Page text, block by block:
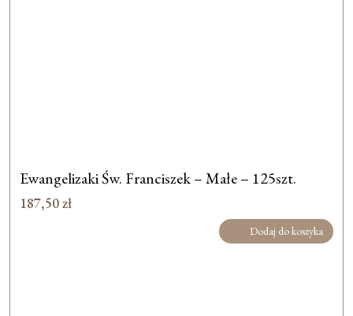
Ewangelizaki Św. Franciszek – Małe – 125szt.
187,50zł
Dodaj do koszyka